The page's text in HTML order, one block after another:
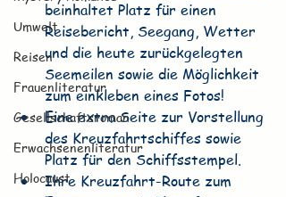
Umwelt
Reisen
Frauenliteratur
Gesellschaftsroman
Erwachsenenliteratur
Holocaust
beinhaltet Platz für einen
Reisebericht, Seegang, Wetter
und die heute zurückgelegten
Seemeilen sowie die Möglichkeit
zum einkleben eines Fotos!
Eine extra Seite zur Vorstellung
des Kreuzfahrtschiffes sowie
Platz für den Schiffsstempel.
Ihre Kreuzfahrt-Route zum